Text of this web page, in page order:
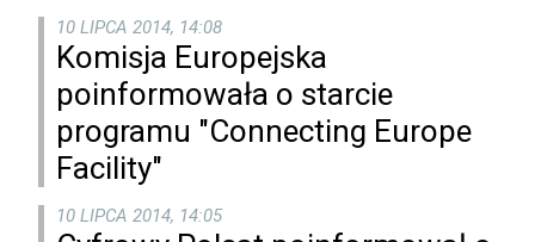
10 LIPCA 2014, 14:08
Komisja Europejska
poinformowała o starcie
programu "Connecting Europe
Facility"
10 LIPCA 2014, 14:05